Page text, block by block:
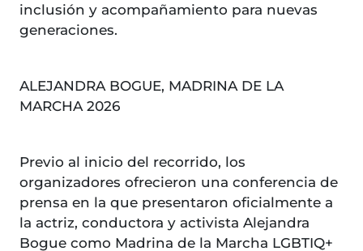
inclusión y acompañamiento para nuevas
generaciones.
ALEJANDRA BOGUE, MADRINA DE LA
MARCHA 2026
Previo al inicio del recorrido, los
organizadores ofrecieron una conferencia de
prensa en la que presentaron oficialmente a
la actriz, conductora y activista Alejandra
Bogue como Madrina de la Marcha LGBTIQ+